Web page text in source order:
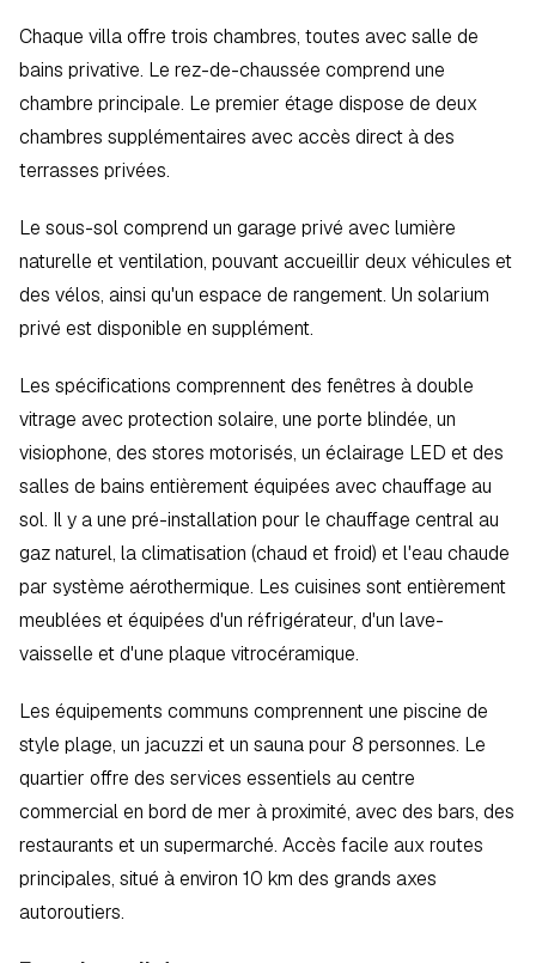
Chaque villa offre trois chambres, toutes avec salle de
bains privative. Le rez-de-chaussée comprend une
chambre principale. Le premier étage dispose de deux
chambres supplémentaires avec accès direct à des
terrasses privées.
Le sous-sol comprend un garage privé avec lumière
naturelle et ventilation, pouvant accueillir deux véhicules et
des vélos, ainsi qu'un espace de rangement. Un solarium
privé est disponible en supplément.
Les spécifications comprennent des fenêtres à double
vitrage avec protection solaire, une porte blindée, un
visiophone, des stores motorisés, un éclairage LED et des
salles de bains entièrement équipées avec chauffage au
sol. Il y a une pré-installation pour le chauffage central au
gaz naturel, la climatisation (chaud et froid) et l'eau chaude
par système aérothermique. Les cuisines sont entièrement
meublées et équipées d'un réfrigérateur, d'un lave-
vaisselle et d'une plaque vitrocéramique.
Les équipements communs comprennent une piscine de
style plage, un jacuzzi et un sauna pour 8 personnes. Le
quartier offre des services essentiels au centre
commercial en bord de mer à proximité, avec des bars, des
restaurants et un supermarché. Accès facile aux routes
principales, situé à environ 10 km des grands axes
autoroutiers.